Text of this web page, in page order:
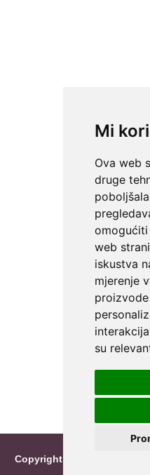
Mi
Ova web
druge
omogućiti
web
iskustva
mjerenje
interakcija
su
Copyright © 2026 Reimo